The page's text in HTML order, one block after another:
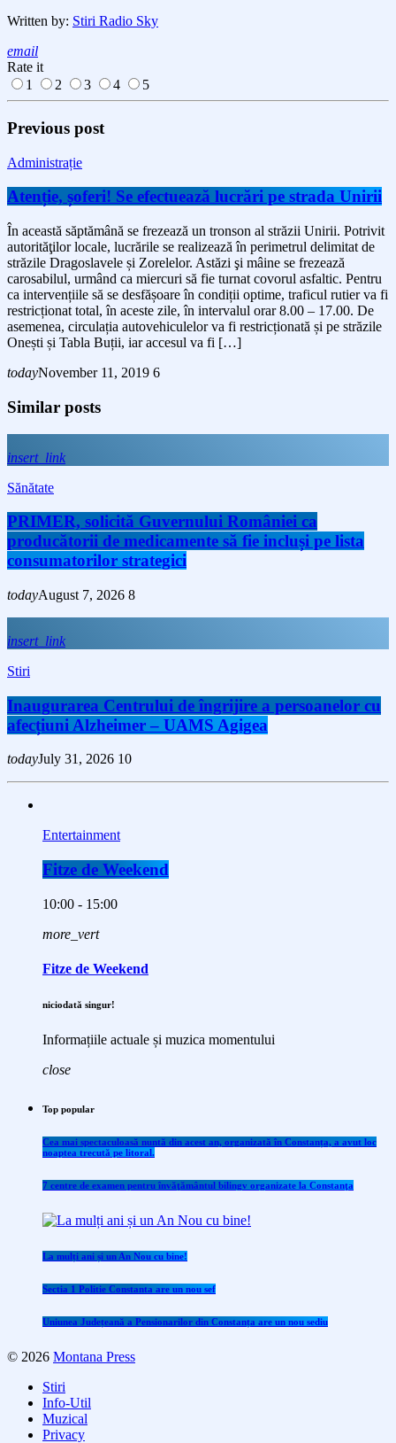
Written by: Stiri Radio Sky
email
Rate it
1
2 3 4 5
Previous post
Administrație
Atenție, șoferi! Se efectuează lucrări pe strada Unirii
În această săptămână se frezează un tronson al străzii Unirii. Potrivit
autorităţilor locale, lucrările se realizează în perimetrul delimitat de
străzile Dragoslavele și Zorelelor. Astăzi şi mâine se frezează
carosabilul, urmând ca miercuri să fie turnat covorul asfaltic. Pentru
ca intervențiile să se desfășoare în condiții optime, traficul rutier va fi
restricționat total, în aceste zile, în intervalul orar 8.00 – 17.00. De
asemenea, circulația autovehiculelor va fi restricționată și pe străzile
Onești și Tabla Buții, iar accesul va fi […]
todayNovember 11, 2019 6
Similar posts
insert_link
Sănătate
PRIMER, solicită Guvernului României ca
producătorii de medicamente să fie incluși pe lista
consumatorilor strategici
todayAugust 7, 2026 8
insert_link
Stiri
Inaugurarea Centrului de îngrijire a persoanelor cu
afecțiuni Alzheimer – UAMS Agigea
todayJuly 31, 2026 10
Entertainment
Fitze de Weekend
10:00 - 15:00
more_vert
Fitze de Weekend
niciodată singur!
Informațiile actuale și muzica momentului
close
Top popular
Cea mai spectaculoasă nuntă din acest an, organizată în Constanța, a avut loc
noaptea trecută pe litoral.
7 centre de examen pentru învăţământul bilingv organizate la Constanţa
La mulți ani și un An Nou cu bine!
Sectia 1 Politie Constanta are un nou sef
Uniunea Județeană a Pensionarilor din Constanța are un nou sediu
© 2026 Montana Press
Stiri
Info-Util
Muzical
Privacy